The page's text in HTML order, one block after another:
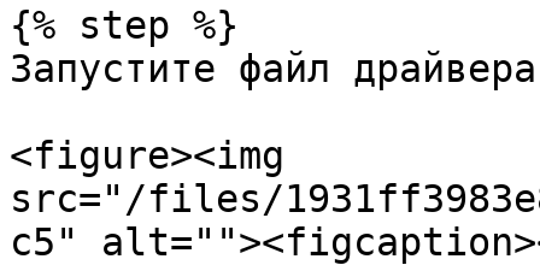
{% step %}
Запустите файл
<figure><img
src="/files/
c5"